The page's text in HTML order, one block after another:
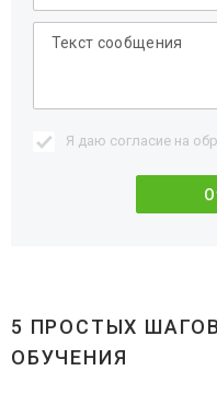
Я даю согласие на
5 ПРОСТЫХ
ОБУЧЕНИЯ